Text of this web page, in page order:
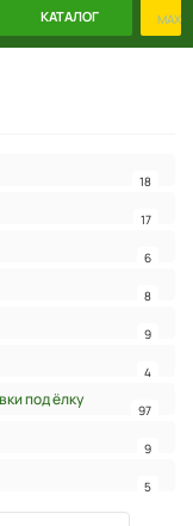
КАТАЛОГ
Telegram MAX
18
17
6
8
9
4
97
под ёлку
9
5